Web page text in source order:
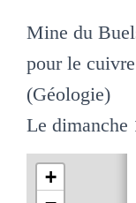
Mine du
pour le
(Géologie)
Le dimanche
+